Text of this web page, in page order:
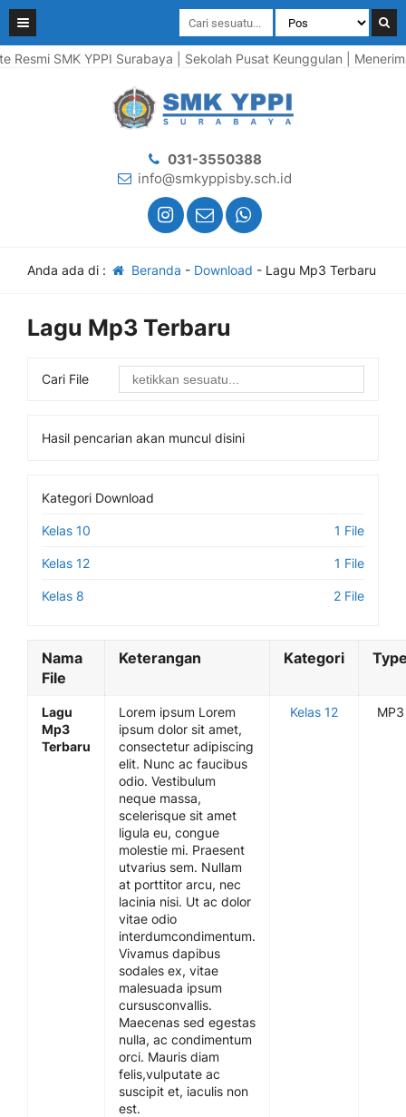
SMK YPPI Surabaya | Sekolah Pusat Keunggulan |
031-3550388
info@smkyppisby.sch.id
Anda ada di : Beranda - Download - Lagu Mp3 Terbaru
Lagu Mp3 Terbaru
Cari File
Hasil pencarian akan muncul disini
Kategori Download
Kelas 10 1 File
Kelas 12 1 File
Kelas 8 2 File
Nama
File
Keterangan Kategori
Lagu
Mp3
Terbaru
Lorem ipsum Lorem
ipsum dolor sit amet,
consectetur adipiscing
elit. Nunc ac faucibus
odio. Vestibulum
neque massa,
scelerisque sit amet
ligula eu, congue
molestie mi. Praesent
utvarius sem. Nullam
at porttitor arcu, nec
lacinia nisi. Ut ac dolor
vitae odio
interdumcondimentum.
Vivamus dapibus
sodales ex, vitae
malesuada ipsum
cursusconvallis.
Maecenas sed egestas
nulla, ac condimentum
orci. Mauris diam
felis,vulputate ac
suscipit et, iaculis non
est.
Kelas 12 MP3